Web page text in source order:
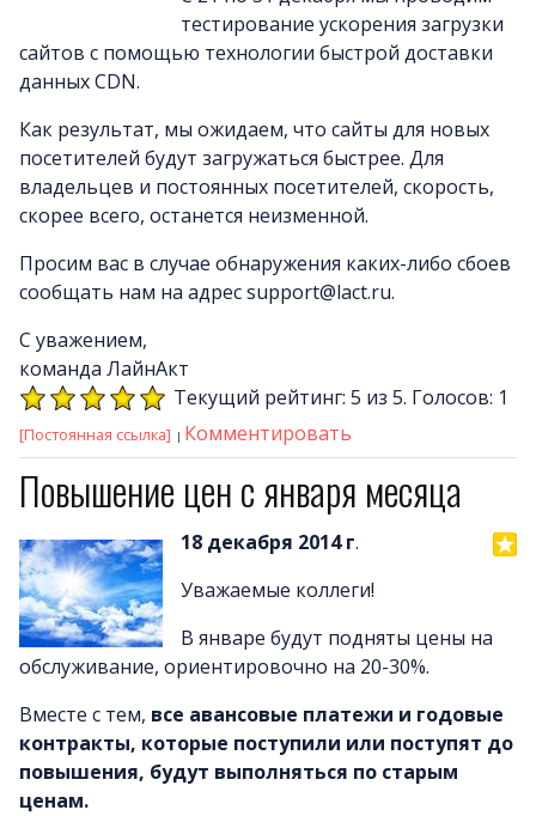
тестирование ускорения загрузки
сайтов с помощью технологии быстрой доставки
данных CDN.
Как результат, мы ожидаем, что сайты для новых
посетителей будут загружаться быстрее. Для
владельцев и постоянных посетителей, скорость,
скорее всего, останется неизменной.
Просим вас в случае обнаружения каких-либо сбоев
сообщать нам на адрес support@lact.ru.
С уважением,
команда ЛайнАкт
Текущий рейтинг: 5 из 5. Голосов: 1
[Постоянная ссылка] Комментировать
Повышение цен с января месяца
18 декабря 2014 г.
Уважаемые коллеги!
В январе будут подняты цены на
обслуживание, ориентировочно на 20-30%.
Вместе с тем, все авансовые платежи и годовые
контракты, которые поступили или поступят до
повышения, будут выполняться по старым
ценам.